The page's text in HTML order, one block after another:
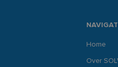
Home
Over
PHPSESSID